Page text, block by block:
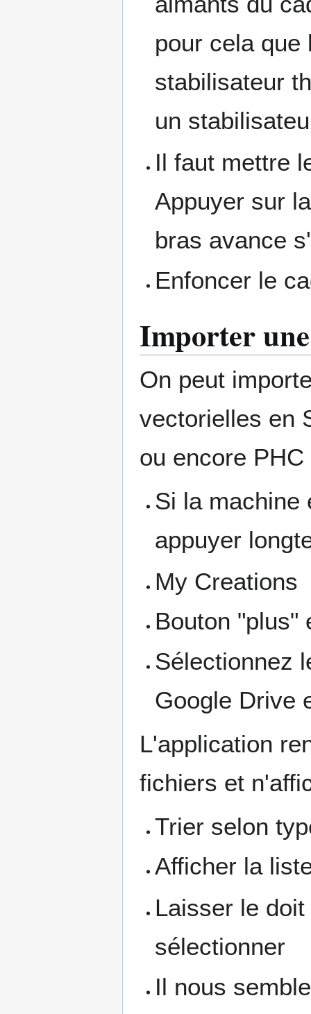
pour cela que
stabilisateur
un
Il faut mettre
Appuyer sur
bras avance
Enfoncer le
Importer
On peut
vectorielles en
ou encore
Si la machine
appuyer
My Creations
Bouton "plus"
Sélectionnez
Google Drive
L'application
fichiers et
Trier selon
Afficher la
Laisser le
sélectionner
Il nous